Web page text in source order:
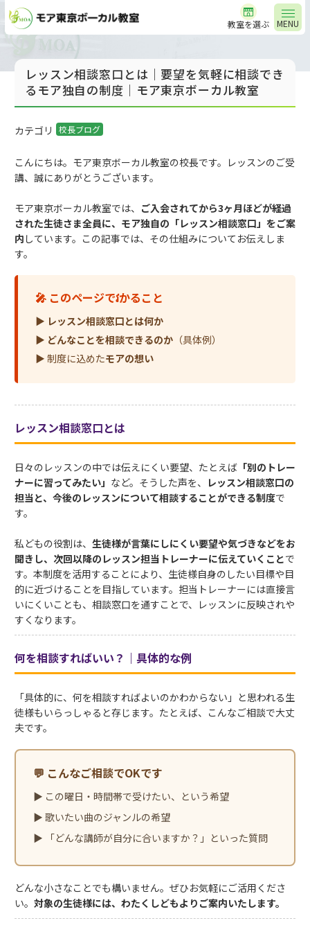
MENU
教室を選ぶ
レッスン相談窓口とは｜要望を気軽に相談でき
るモア独自の制度｜モア東京ボーカル教室
カテゴリ 校長ブログ
こんにちは。モア東京ボーカル教室の校長です。レッスンのご受
講、誠にありがとうございます。
モア東京ボーカル教室では、 ご入会されてから3ヶ月ほどが経過
された生徒さま全員に、モア独自の「レッスン相談窓口」をご案
内 しています。この記事では、その仕組みについてお伝えしま
す。
🎤 このページでវかること
▶ レッスン相談窓口とは何か
▶ どんなことを相談できるのか （具体例）
▶ 制度に込めたモアの想い
レッスン相談窓口とは
日々のレッスンの中では伝えにくい要望、たとえば 「別のトレー
ナーに習ってみたい」 など。そうした声を、 レッスン相談窓口の
担当と、今後のレッスンについて相談することができる制度で
す。
私どもの役割は、 生徒様が言葉にしにくい要望や気づきなどをお
聞きし、次回以降のレッスン担当トレーナーに伝えていくことで
す。本制度を活用することにより、生徒様自身のしたい目標や目
的に近づけることを目指しています。担当トレーナーには直接言
いにくいことも、相談窓口を通すことで、レッスンに反映されや
すくなります。
何を相談すればいい？｜具体的な例
「具体的に、何を相談すればよいのかわからない」と思われる生
徒様もいらっしゃると存じます。たとえば、こんなご相談で大丈
夫です。
💬 こんなご相談でOKです
▶ この曜日・時間帯で受けたい、という希望
▶ 歌いたい曲のジャンルの希望
▶ 「どんな講師が自分に合いますか？」といった質問
どんな小さなことでも構いません。ぜひお気軽にご活用くださ
い。 対象の生徒様には、わたくしどもよりご案内いたします。